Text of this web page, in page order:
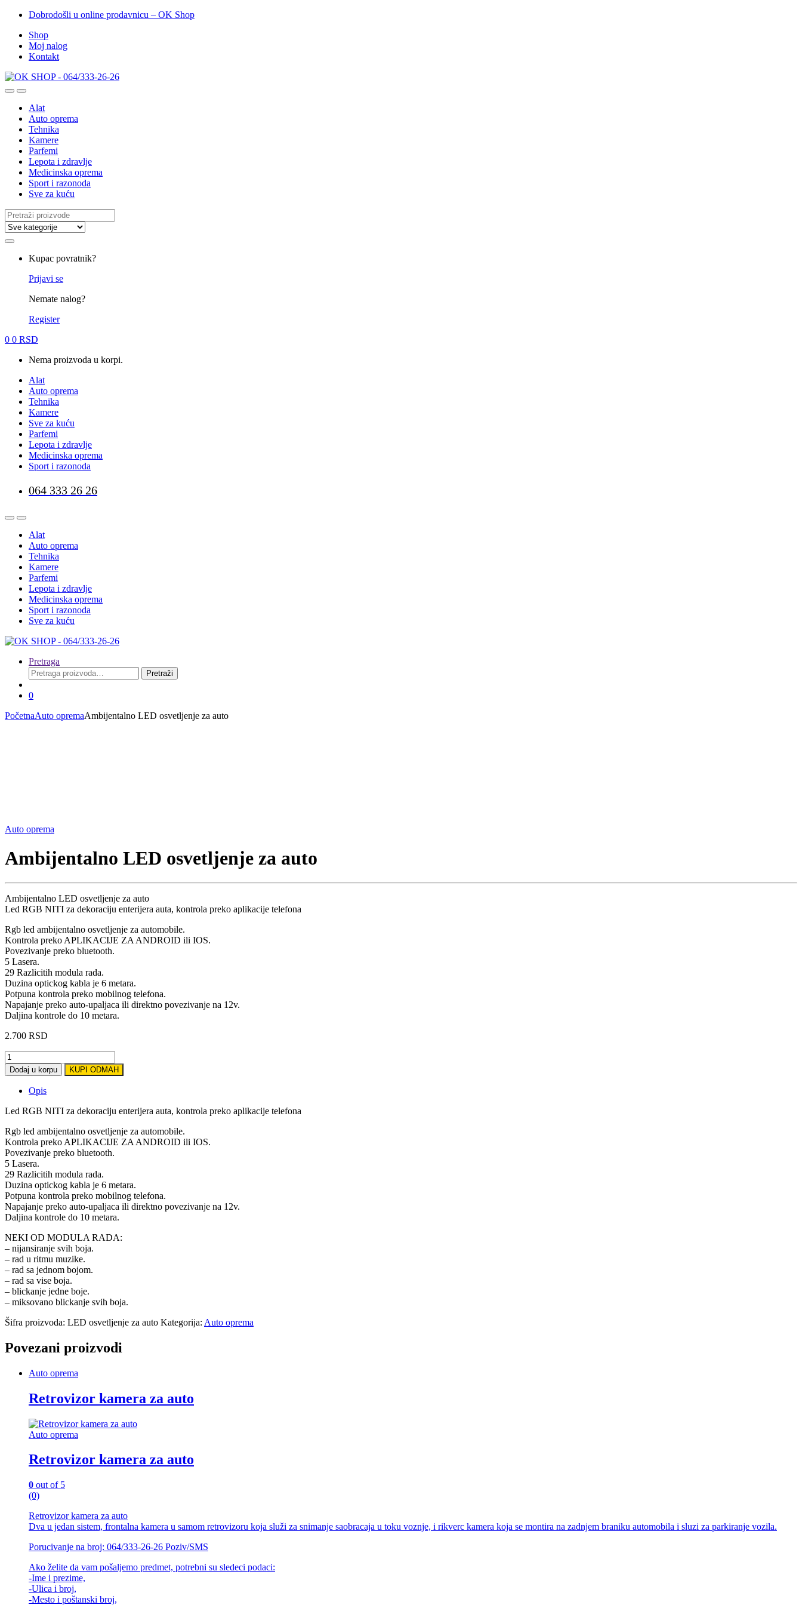
Dobrodošli u online prodavnicu – OK Shop
Shop
Moj nalog
Kontakt
Alat
Auto oprema
Tehnika
Kamere
Parfemi
Lepota i zdravlje
Medicinska oprema
Sport i razonoda
Sve za kuću
Search
for:
Kupac povratnik?
Prijavi se
Nemate nalog?
Register
0 0 RSD
Nema proizvoda u korpi.
Alat
Auto oprema
Tehnika
Kamere
Sve za kuću
Parfemi
Lepota i zdravlje
Medicinska oprema
Sport i razonoda
064 333 26 26
Alat
Auto oprema
Tehnika
Kamere
Parfemi
Lepota i zdravlje
Medicinska oprema
Sport i razonoda
Sve za kuću
Pretraga
Pretraga
za:
Pretraži
0
PočetnaAuto opremaAmbijentalno LED osvetljenje za auto
Auto oprema
Ambijentalno LED osvetljenje za auto
Ambijentalno LED osvetljenje za auto
Led RGB NITI za dekoraciju enterijera auta, kontrola preko aplikacije telefona
Rgb led ambijentalno osvetljenje za automobile.
Kontrola preko APLIKACIJE ZA ANDROID ili IOS.
Povezivanje preko bluetooth.
5 Lasera.
29 Razlicitih modula rada.
Duzina optickog kabla je 6 metara.
Potpuna kontrola preko mobilnog telefona.
Napajanje preko auto-upaljaca ili direktno povezivanje na 12v.
Daljina kontrole do 10 metara.
2.700 RSD
Ambijentalno
LED
osvetljenje
quantity
Dodaj u korpu KUPI ODMAH
Opis
Led RGB NITI za dekoraciju enterijera auta, kontrola preko aplikacije telefona
Rgb led ambijentalno osvetljenje za automobile.
Kontrola preko APLIKACIJE ZA ANDROID ili IOS.
Povezivanje preko bluetooth.
5 Lasera.
29 Razlicitih modula rada.
Duzina optickog kabla je 6 metara.
Potpuna kontrola preko mobilnog telefona.
Napajanje preko auto-upaljaca ili direktno povezivanje na 12v.
Daljina kontrole do 10 metara.
NEKI OD MODULA RADA:
– nijansiranje svih boja.
– rad u ritmu muzike.
– rad sa jednom bojom.
– rad sa vise boja.
– blickanje jedne boje.
– miksovano blickanje svih boja.
Šifra proizvoda: LED osvetljenje za auto Kategorija: Auto oprema
Povezani proizvodi
Auto oprema
Retrovizor kamera za auto
Auto oprema
Retrovizor kamera za auto
0 out of 5
(0)
Retrovizor kamera za auto
Dva u jedan sistem, frontalna kamera u samom retrovizoru koja služi za snimanje saobracaja u toku voznje, i rikverc kamera koja se montira na zadnjem braniku automobila i sluzi za parkiranje vozila.
Porucivanje na broj: 064/333-26-26 Poziv/SMS
Ako želite da vam pošaljemo predmet, potrebni su sledeci podaci:
-Ime i prezime,
-Ulica i broj,
-Mesto i poštanski broj,